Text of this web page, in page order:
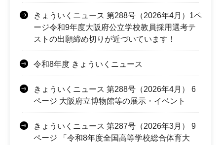
きょういくニュース 第288号（2026年4月）1ペ
ージ令和9年度大阪府公立学校教員採用選考テ
ストの出願締め切りが近づいています！
令和8年度 きょういくニュース
きょういくニュース 第288号（2026年4月） 6
ページ 大阪府立博物館等の展示・イベント
きょういくニュース 第287号（2026年3月） 9
ページ 「令和8年度全国高等学校総合体育大